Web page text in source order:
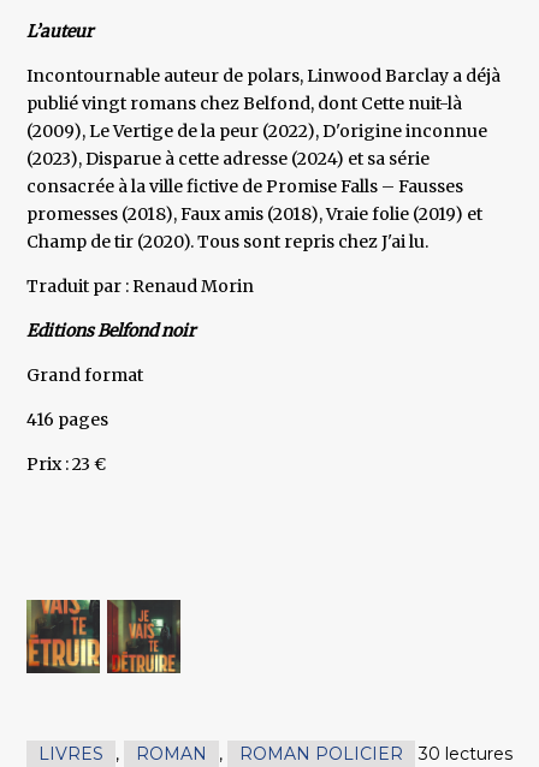
L’auteur
Incontournable auteur de polars, Linwood Barclay a déjà
publié vingt romans chez Belfond, dont Cette nuit-là
(2009), Le Vertige de la peur (2022), D'origine inconnue
(2023), Disparue à cette adresse (2024) et sa série
consacrée à la ville fictive de Promise Falls – Fausses
promesses (2018), Faux amis (2018), Vraie folie (2019) et
Champ de tir (2020). Tous sont repris chez J'ai lu.
Traduit par : Renaud Morin
Editions Belfond noir
Grand format
416 pages
Prix : 23 €
LIVRES , ROMAN , ROMAN POLICIER 30 lectures